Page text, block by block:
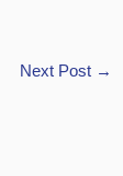
Next Post →